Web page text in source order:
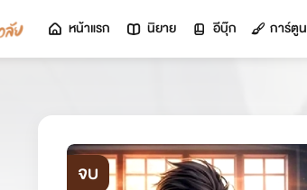
หน้าแรก นิยาย อีบุ๊ก การ์ตูน
จบ